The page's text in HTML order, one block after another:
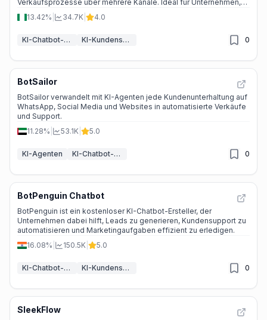
Verkaufsprozesse über mehrere Kanäle. Ideal für Unternehmen,
die Kundenbindung und Umsatz steigern wollen.
13.42% 34.7K 4.0
KI-Chatbot-Baukästen KI-Kundenservice-Assistent 0
BotSailor
BotSailor verwandelt mit KI-Agenten jede Kundenunterhaltung auf
WhatsApp, Social Media und Websites in automatisierte Verkäufe
und Support.
11.28%
53.1K 5.0
KI-Agenten KI-Chatbot-Baukästen 0
BotPenguin Chatbot
BotPenguin ist ein kostenloser KI-Chatbot-Ersteller, der
Unternehmen dabei hilft, Leads zu generieren, Kundensupport zu
automatisieren und Marketingaufgaben effizient zu erledigen.
16.08%
150.5K 5.0
KI-Chatbot-Baukästen KI-Kundenservice-Assistent 0
SleekFlow